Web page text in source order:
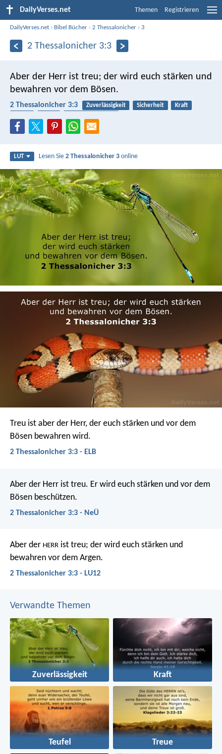
DailyVerses.net Themen Registrieren
DailyVerses.net › Bibel Bücher ›2 Thessalonicher ›3
2 Thessalonicher 3:3
Aber der Herr ist treu; der wird euch stärken und
bewahren vor dem Bösen.
2 Thessalonicher 3:3 Zuverlässigkeit Sicherheit
Kraft
LUT Lesen Sie2 Thessalonicher 3 online
Treu ist aber der Herr, der euch stärken und vor dem
Bösen bewahren wird.
2 Thessalonicher 3:3 - ELB
Aber der Herr ist treu. Er wird euch stärken und vor dem
Bösen beschützen.
2 Thessalonicher 3:3 - NeÜ
Aber der HERR ist treu; der wird euch stärken und
bewahren vor dem Argen.
2 Thessalonicher 3:3 - LU12
Verwandte Themen
Zuverlässigkeit Kraft
Teufel Treue